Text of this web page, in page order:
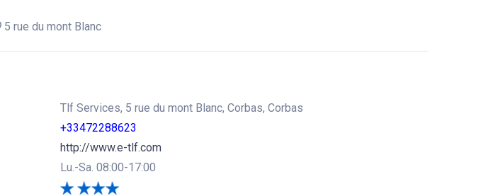
5 rue du mont Blanc
Tlf Services, 5 rue du mont Blanc, Corbas, Corbas
+33472288623
http://www.e-tlf.com
Lu.-Sa. 08:00-17:00